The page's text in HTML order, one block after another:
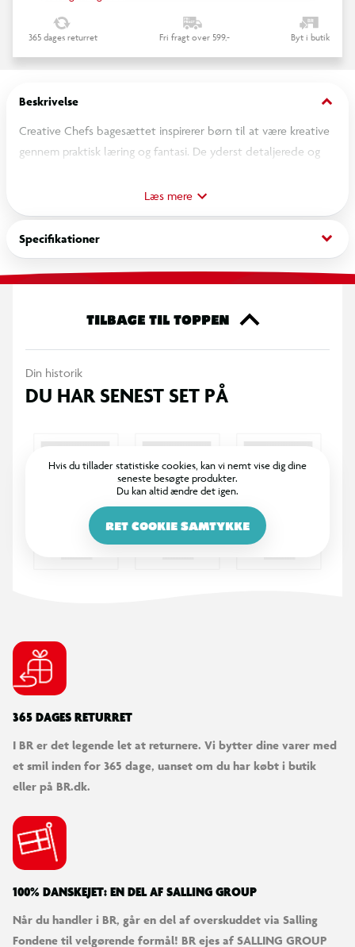
365 dages returret Fri fragt over 599,- Byt i butik
Beskrivelse keyboard_arrow_down
Creative Chefs bagesættet inspirerer børn til at være kreative
gennem praktisk læring og fantasi. De yderst detaljerede og
børnene i stand til at blande og forme sandet til bl.a.
cupcakes, som de kan servere og dele. Saml hele serien, og få
den ultimative, kreative køkkenoplevelse. Fra 3 år.
Inkluderer:
- genanvendeligt sand, der kan formes
Læs mere
Specifikationer keyboard_arrow_down
TILBAGE TIL TOPPEN
Din historik
DU HAR SENEST SET PÅ
Hvis du tillader statistiske cookies, kan vi nemt vise dig dine
seneste besøgte produkter.
Du kan altid ændre det igen.
RET COOKIE SAMTYKKE
365 DAGES RETURRET
I BR er det legende let at returnere. Vi bytter dine varer med
et smil inden for 365 dage, uanset om du har købt i butik
eller på BR.dk.
100% DANSKEJET: EN DEL AF SALLING GROUP
Når du handler i BR, går en del af overskuddet via Salling
Fondene til velgørende formål! BR ejes af SALLING GROUP